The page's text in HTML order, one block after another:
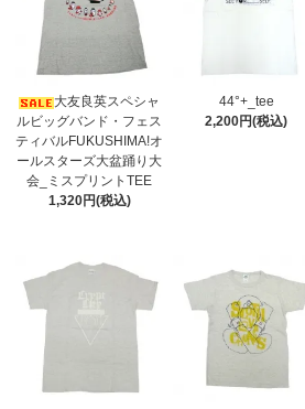
大友良英スペシャ
ルビッグバンド・フェス
ティバルFUKUSHIMA!オ
ールスターズ大盆踊り大
会_ミスプリントTEE
1,320円(税込)
44°+_tee
2,200円(税込)